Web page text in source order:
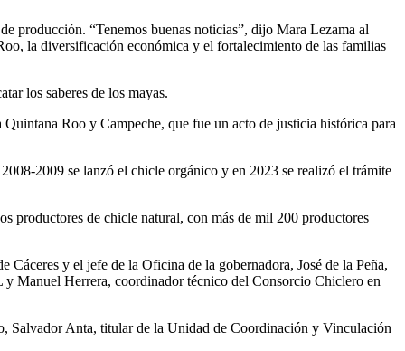
producción. “Tenemos buenas noticias”, dijo Mara Lezama al
la diversificación económica y el fortalecimiento de las familias
los saberes de los mayas.
Roo y Campeche, que fue un acto de justicia histórica para
2009 se lanzó el chicle orgánico y en 2023 se realizó el trámite
productores de chicle natural, con más de mil 200 productores
y el jefe de la Oficina de la gobernadora, José de la Peña,
Manuel Herrera, coordinador técnico del Consorcio Chiclero en
Salvador Anta, titular de la Unidad de Coordinación y Vinculación